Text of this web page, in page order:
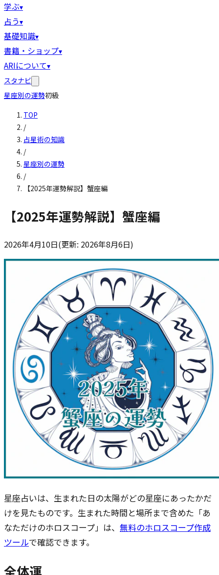
学ぶ▾
占う▾
基礎知識▾
書籍・ショップ▾
ARIについて▾
スタナビ
星座別の運勢初級
TOP
/
占星術の知識
/
星座別の運勢
/
【2025年運勢解説】蟹座編
【2025年運勢解説】蟹座編
2026年4月10日(更新: 2026年8月6日)
星座占いは、生まれた日の太陽がどの星座にあったかだ
けを見たものです。生まれた時間と場所まで含めた「あ
なただけのホロスコープ」は、 無料のホロスコープ作成
ツールで確認できます。
全体運